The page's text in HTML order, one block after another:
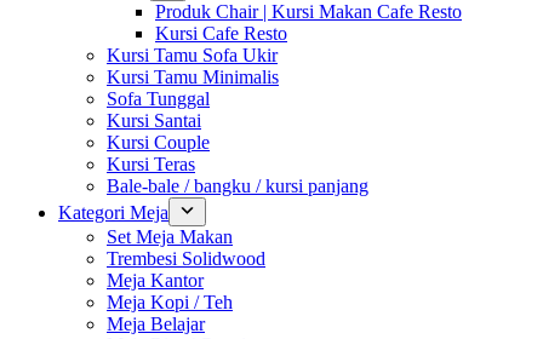
Produk Chair | Kursi Makan Cafe Resto
Kursi Cafe Resto
Kursi Tamu Sofa Ukir
Kursi Tamu Minimalis
Sofa Tunggal
Kursi Santai
Kursi Couple
Kursi Teras
Bale-bale / bangku / kursi panjang
Kategori Meja
Set Meja Makan
Trembesi Solidwood
Meja Kantor
Meja Kopi / Teh
Meja Belajar